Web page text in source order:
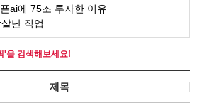
ai에 75조 투자한 이유
난 직업
'을 검색해보세요!
제목